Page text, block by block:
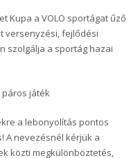
a VOLO sportágat űző
versenyzési, fejlődési
szolgálja a sportág hazai
játék
pontos
A nevezésnél kérjük a
közti megkülönböztetés,